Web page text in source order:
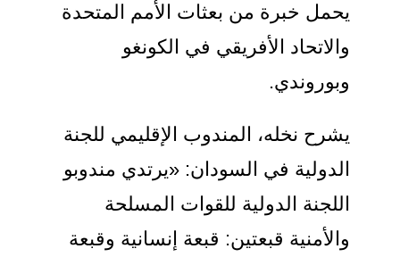
يحمل خبرة من بعثات الأمم المتحدة
والاتحاد الأفريقي في الكونغو
وبوروندي.
يشرح نخله، المندوب الإقليمي للجنة
الدولية في السودان: «يرتدي مندوبو
اللجنة الدولية للقوات المسلحة
والأمنية قبعتين: قبعة إنسانية وقبعة